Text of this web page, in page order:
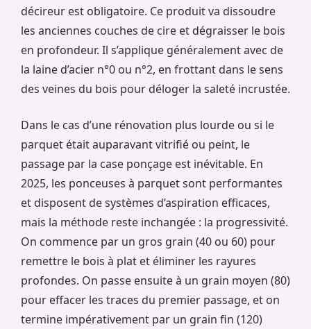
décireur est obligatoire. Ce produit va dissoudre
les anciennes couches de cire et dégraisser le bois
en profondeur. Il s’applique généralement avec de
la laine d’acier n°0 ou n°2, en frottant dans le sens
des veines du bois pour déloger la saleté incrustée.
Dans le cas d’une rénovation plus lourde ou si le
parquet était auparavant vitrifié ou peint, le
passage par la case ponçage est inévitable. En
2025, les ponceuses à parquet sont performantes
et disposent de systèmes d’aspiration efficaces,
mais la méthode reste inchangée : la progressivité.
On commence par un gros grain (40 ou 60) pour
remettre le bois à plat et éliminer les rayures
profondes. On passe ensuite à un grain moyen (80)
pour effacer les traces du premier passage, et on
termine impérativement par un grain fin (120)